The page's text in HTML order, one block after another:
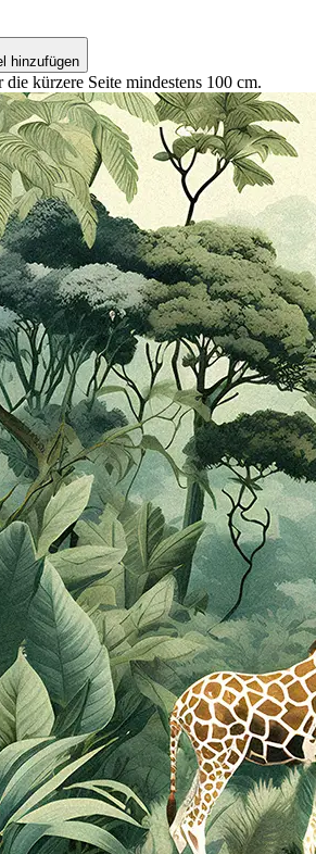
hinzufügen
kürzere Seite mindestens 100 cm.